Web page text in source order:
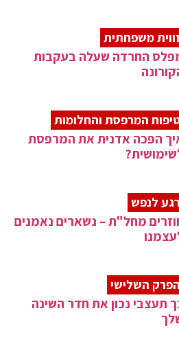
זווית משפחתית
החרדה שעלה בעקבות
המרפסת והחלומות
הפכה אדנית את המרפסת
רגע לנפש
מחל"ת – נשארים נאמנים
הפרק השלישי
תעצבי נכון את חדר השינה